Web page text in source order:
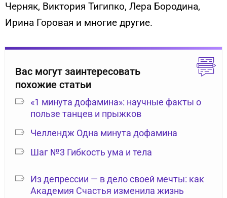
Черняк, Виктория Тигипко, Лера Бородина,
Ирина Горовая и многие другие.
Вас могут заинтересовать
похожие статьи
«1 минута дофамина»: научные факты о
пользе танцев и прыжков
Челлендж Одна минута дофамина
Шаг №3 Гибкость ума и тела
Из депрессии — в дело своей мечты: как
Академия Счастья изменила жизнь